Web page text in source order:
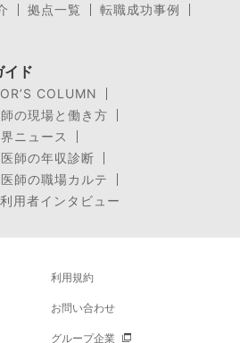
拠点一覧
転職成功事例
イド
COLUMN
の現場と働き方
ニュース
医師の年収診断
医師の職場カルテ
用者インタビュー
利用規約
お問い合わせ
グループ企業